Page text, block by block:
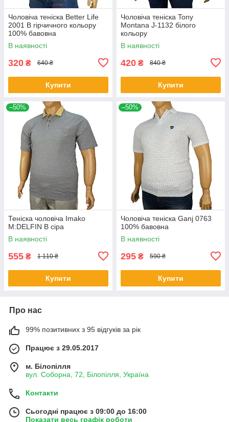
Чоловіча теніска Better Life
2001 B гірчичного кольору
100% бавовна
В наявності
320 ₴ 640 ₴
Купити
Чоловіча теніска Tony
Montana J-1132 білого
кольору
В наявності
420 ₴ 840 ₴
Купити
–50%
Теніска чоловіча Imako
M:DELFIN В сіра
В наявності
555 ₴ 1 110 ₴
Купити
–50%
Чоловіча теніска Ganj 0763
100% бавовна
В наявності
295 ₴ 590 ₴
Купити
Про нас
99% позитивних з 95 відгуків за рік
Працює з 29.05.2017
м. Білопілля
вул. Соборна, 72, Білопілля, Україна
Контакти
Сьогодні працює з 09:00 до 16:00
Показати весь графік роботи